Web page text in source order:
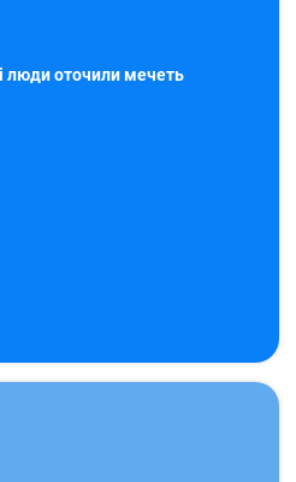
люди оточили мечеть